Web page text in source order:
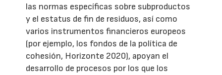
las normas específicas sobre subproductos
y el estatus de fin de residuos, así como
varios instrumentos financieros europeos
(por ejemplo, los fondos de la política de
cohesión, Horizonte 2020), apoyan el
desarrollo de procesos por los que los